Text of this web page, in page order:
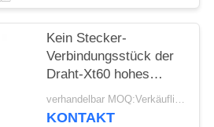
Kein Stecker-
Verbindungsstück der
Draht-Xt60 hohes
gegenwärtiges
wasserdichtes des
verhandelbar MOQ:Verkäuflich
KONTAKT